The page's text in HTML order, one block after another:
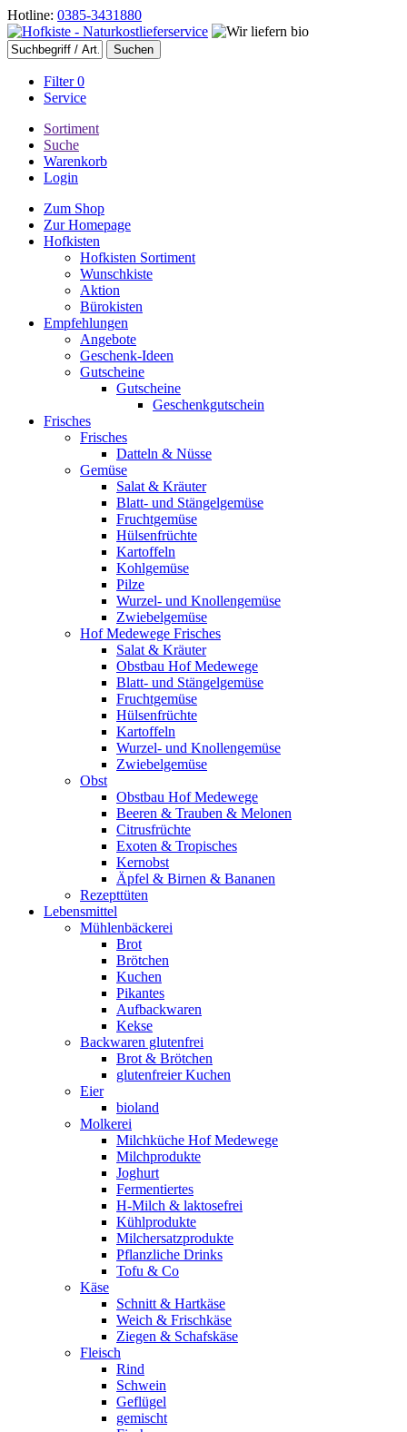
Hotline: 0385-3431880
Filter0
Service
Sortiment
Suche
Warenkorb
Login
Zum Shop
Zur Homepage
Hofkisten
Hofkisten Sortiment
Wunschkiste
Aktion
Bürokisten
Empfehlungen
Angebote
Geschenk-Ideen
Gutscheine
Gutscheine
Geschenkgutschein
Frisches
Frisches
Datteln & Nüsse
Gemüse
Salat & Kräuter
Blatt- und Stängelgemüse
Fruchtgemüse
Hülsenfrüchte
Kartoffeln
Kohlgemüse
Pilze
Wurzel- und Knollengemüse
Zwiebelgemüse
Hof Medewege Frisches
Salat & Kräuter
Obstbau Hof Medewege
Blatt- und Stängelgemüse
Fruchtgemüse
Hülsenfrüchte
Kartoffeln
Wurzel- und Knollengemüse
Zwiebelgemüse
Obst
Obstbau Hof Medewege
Beeren & Trauben & Melonen
Citrusfrüchte
Exoten & Tropisches
Kernobst
Äpfel & Birnen & Bananen
Rezepttüten
Lebensmittel
Mühlenbäckerei
Brot
Brötchen
Kuchen
Pikantes
Aufbackwaren
Kekse
Backwaren glutenfrei
Brot & Brötchen
glutenfreier Kuchen
Eier
bioland
Molkerei
Milchküche Hof Medewege
Milchprodukte
Joghurt
Fermentiertes
H-Milch & laktosefrei
Kühlprodukte
Milchersatzprodukte
Pflanzliche Drinks
Tofu & Co
Käse
Schnitt & Hartkäse
Weich & Frischkäse
Ziegen & Schafskäse
Fleisch
Rind
Schwein
Geflügel
gemischt